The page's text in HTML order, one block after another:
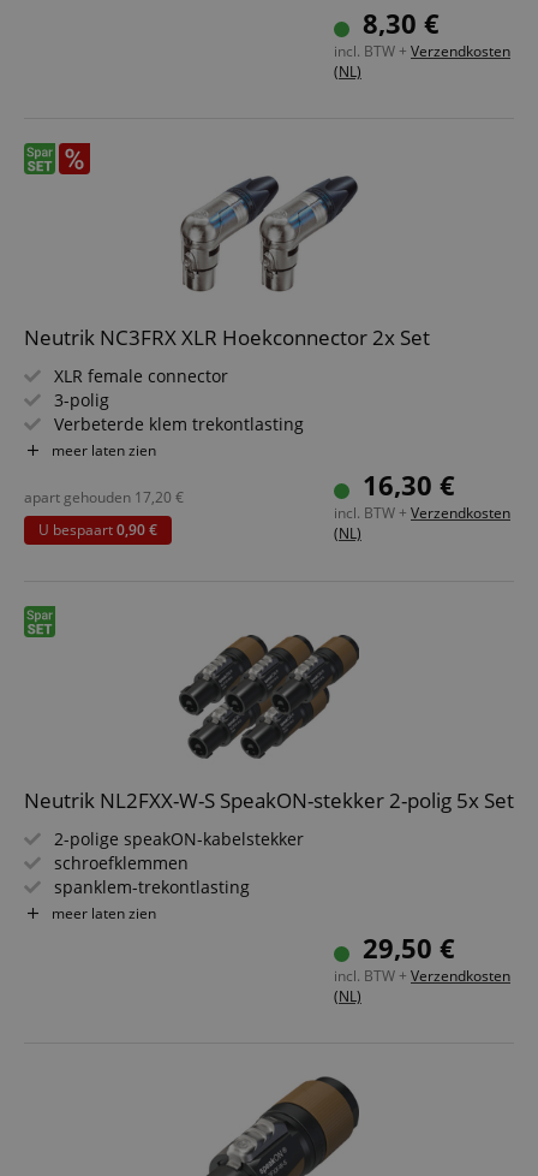
Geïntegreerde trekontlasting voor 6?12 mm kabels
8,30 €
incl. BTW + Verzendkosten
(NL)
Neutrik NC3FRX XLR Hoekconnector 2x Set
XLR female connector
3-polig
Verbeterde klem trekontlasting
Optimale grip en slank design
Kleur: nikkel
2 stuks in voordelige set
meer laten zien
16,30 €
incl. BTW + Verzendkosten
(NL)
apart gehouden 17,20 €
U bespaart0,90 €
Neutrik NL2FXX-W-S SpeakON-stekker 2-polig 5x Set
2-polige speakON-kabelstekker
schroefklemmen
spanklem-trekontlasting
Voor kabeldiameters van 6 tot 12 mm
Eenvoudig en betrouwbaar draaivergrendelingssysteem
meer laten zien
29,50 €
incl. BTW + Verzendkosten
(NL)